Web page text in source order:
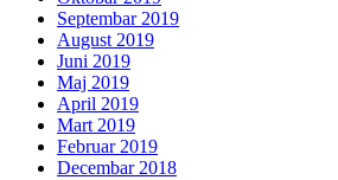
Septembar 2019
August 2019
Juni 2019
Maj 2019
April 2019
Mart 2019
Februar 2019
Decembar 2018